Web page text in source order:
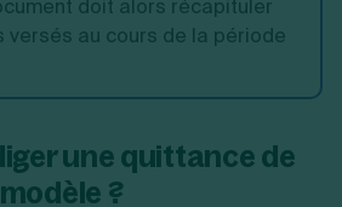
doit alors récapituler
versés au cours de la période
une quittance de
?